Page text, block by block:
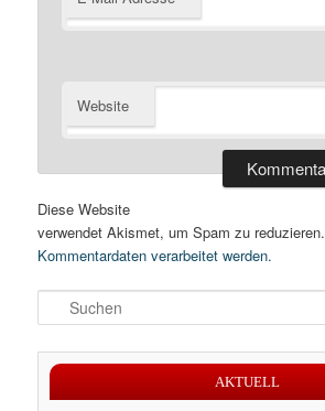
Website
Diese Website
verwendet Akismet, um Spam zu reduzieren.
Kommentardaten verarbeitet werden.
u
AKTUELL